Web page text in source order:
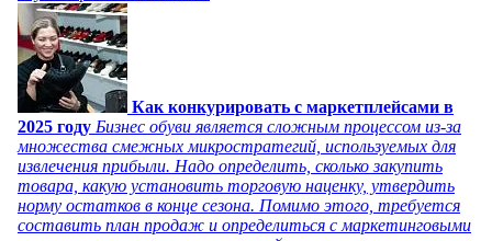
Как конкурировать с маркетплейсами в
2025 году Бизнес обуви является сложным процессом из-за
множества смежных микростратегий, используемых для
извлечения прибыли. Надо определить, сколько закупить
товара, какую установить торговую наценку, утвердить
норму остатков в конце сезона. Помимо этого, требуется
составить план продаж и определиться с маркетинговыми